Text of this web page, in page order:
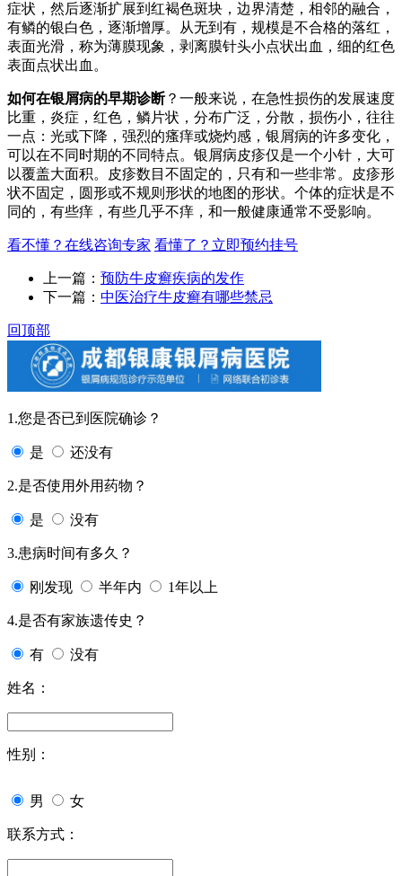
症状，然后逐渐扩展到红褐色斑块，边界清楚，相邻的融合，
有鳞的银白色，逐渐增厚。从无到有，规模是不合格的落红，
表面光滑，称为薄膜现象，剥离膜针头小点状出血，细的红色
表面点状出血。
如何在银屑病的早期诊断？一般来说，在急性损伤的发展速度
比重，炎症，红色，鳞片状，分布广泛，分散，损伤小，往往
一点：光或下降，强烈的瘙痒或烧灼感，银屑病的许多变化，
可以在不同时期的不同特点。银屑病皮疹仅是一个小针，大可
以覆盖大面积。皮疹数目不固定的，只有和一些非常。皮疹形
状不固定，圆形或不规则形状的地图的形状。个体的症状是不
同的，有些痒，有些几乎不痒，和一般健康通常不受影响。
看不懂？在线咨询专家 看懂了？立即预约挂号
上一篇： 预防牛皮癣疾病的发作
下一篇： 中医治疗牛皮癣有哪些禁忌
回顶部
1.您是否已到医院确诊？
是 还没有
2.是否使用外用药物？
是 没有
3.患病时间有多久？
刚发现 半年内 1年以上
4.是否有家族遗传史？
有 没有
姓名：
性别：
男 女
联系方式：